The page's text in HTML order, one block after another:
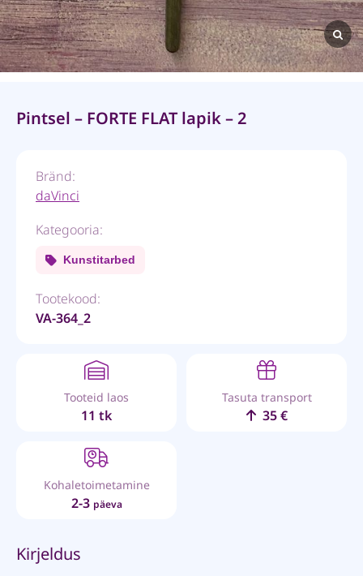
Pintsel – FORTE FLAT lapik – 2
Bränd:
daVinci
Kategooria:
Kunstitarbed
Tootekood:
VA-364_2
Tooteid laos
11 tk
Tasuta transport
35 €
Kohaletoimetamine
2-3 päeva
Kirjeldus